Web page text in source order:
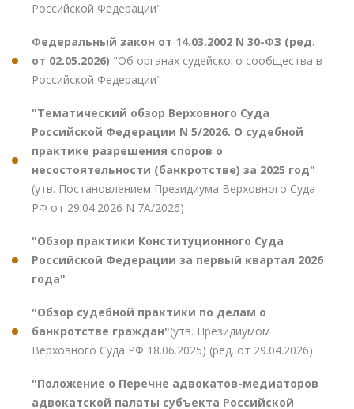
Российской Федерации"
Федеральный закон от 14.03.2002 N 30-ФЗ (ред.
от 02.05.2026) "Об органах судейского сообщества в
Российской Федерации"
"Тематический обзор Верховного Суда
Российской Федерации N 5/2026. О судебной
практике разрешения споров о
несостоятельности (банкротстве) за 2025 год"
(утв. Постановлением Президиума Верховного Суда
РФ от 29.04.2026 N 7А/2026)
"Обзор практики Конституционного Суда
Российской Федерации за первый квартал 2026
года"
"Обзор судебной практики по делам о
банкротстве граждан"(утв. Президиумом
Верховного Суда РФ 18.06.2025) (ред. от 29.04.2026)
"Положение о Перечне адвокатов-медиаторов
адвокатской палаты субъекта Российской